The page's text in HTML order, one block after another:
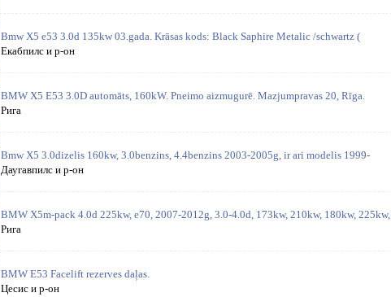
Bmw X5 e53 3.0d 135kw 03.gada. Krāsas kods: Black Saphire Metalic /schwartz (
Екабпилс и р-он
BMW X5 E53 3.0D automāts, 160kW. Pneimo aizmugurē. Mazjumpravas 20, Rīga.
Рига
Bmw X5 3.0dizelis 160kw, 3.0benzins, 4.4benzins 2003-2005g, ir ari modelis 1999-
Даугавпилс и р-он
BMW X5m-pack 4.0d 225kw, e70, 2007-2012g, 3.0-4.0d, 173kw, 210kw, 180kw, 225kw,
Рига
BMW E53 Facelift rezerves daļas.
Цесис и р-он